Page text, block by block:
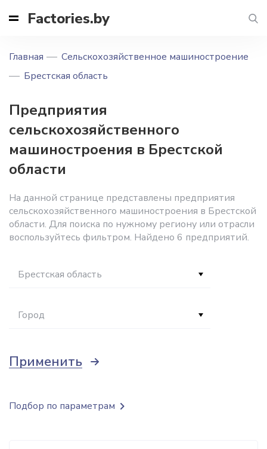
Factories.by
Главная
Сельскохозяйственное машиностроение
Брестская область
Предприятия
сельскохозяйственного
машиностроения в Брестской
области
На данной странице представлены предприятия
сельскохозяйственного машиностроения в Брестской
области. Для поиска по нужному региону или отрасли
воспользуйтесь фильтром. Найдено 6 предприятий.
Брестская область
Город
Применить
Подбор по параметрам